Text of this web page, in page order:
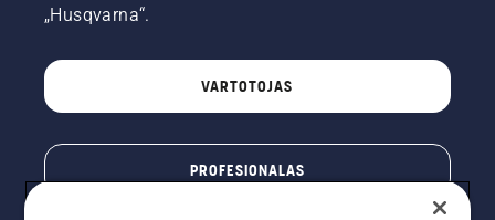
„Husqvarna“.
VARTOTOJAS
PROFESIONALAS